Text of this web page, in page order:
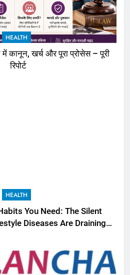
HEALTH
में कानून, खर्च और पूरा प्रोसेस – पूरी
रिपोर्ट
HEALTH
You Need: The Silent
Diseases Are Draining